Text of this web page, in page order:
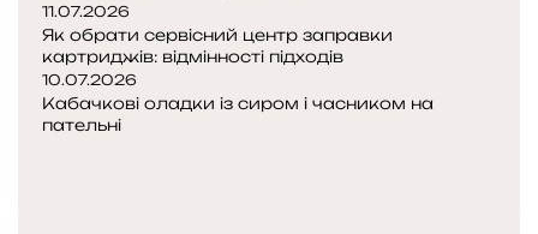
11.07.2026
Як обрати сервісний центр заправки
картриджів: відмінності підходів
10.07.2026
Кабачкові оладки із сиром і часником на
пательні